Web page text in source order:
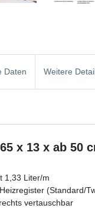
Daten Weitere
x 13 x ab 50
1,33 Liter/m
(Standard/
vertauschbar